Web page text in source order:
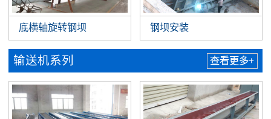
底横轴旋转钢坝 钢坝安装
输送机系列 查看更多+